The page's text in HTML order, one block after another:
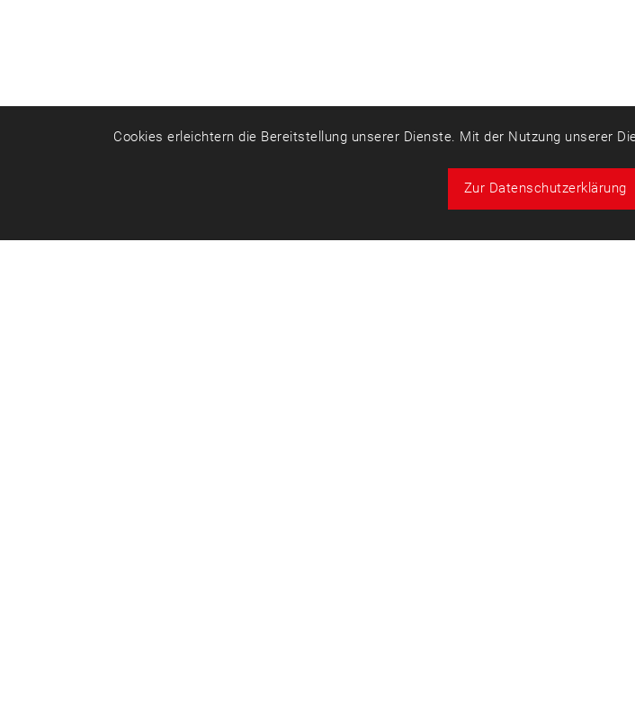
Cookies erleichtern die Bereitstellung unserer Dienste. Mit der Nutzung unserer
Zur Datenschutzerklärung